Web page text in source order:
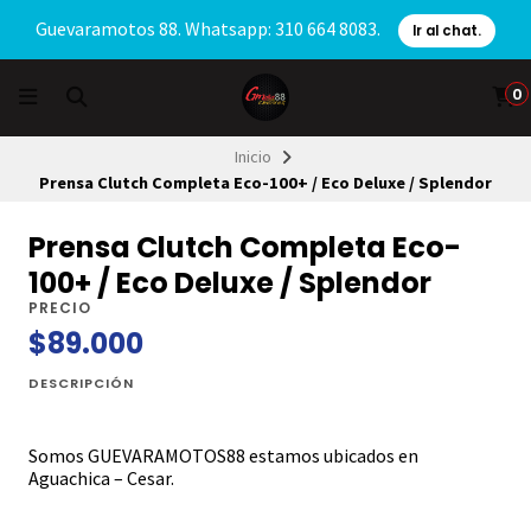
Guevaramotos 88. Whatsapp: 310 664 8083. Ir al chat.
0
Inicio
Prensa Clutch Completa Eco-100+ / Eco Deluxe / Splendor
Prensa Clutch Completa Eco-
100+ / Eco Deluxe / Splendor
PRECIO
$89.000
DESCRIPCIÓN
Somos GUEVARAMOTOS88 estamos ubicados en
Aguachica – Cesar.